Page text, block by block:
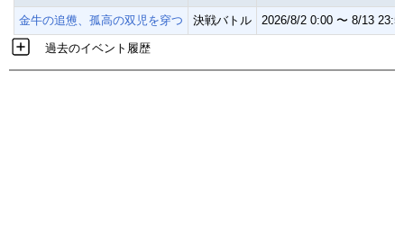
金牛の追憊、孤高の双児を穿つ 決戦バトル 2026/8/2 0:00 〜 8/13
過去のイベント履歴